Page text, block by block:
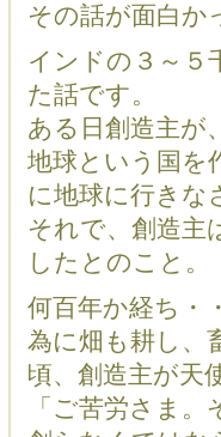
その話が面白か
インドの３～５
た話です。
ある日創造主が
地球という国を
に地球に行きな
それで、創造主
したとのこと。
何百年か経ち・
為に畑も耕し、
頃、創造主が天
「ご苦労さま